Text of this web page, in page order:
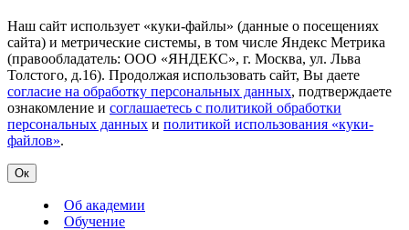
Наш сайт использует «куки-файлы» (данные о посещениях
сайта) и метрические системы, в том числе Яндекс Метрика
(правообладатель: ООО «ЯНДЕКС», г. Москва, ул. Льва
Толстого, д.16). Продолжая использовать сайт, Вы даете
согласие на обработку персональных данных, подтверждаете
ознакомление и соглашаетесь с политикой обработки
персональных данных и политикой использования «куки-
файлов».
Ок
Об академии
Обучение